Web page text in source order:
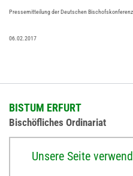
Pressemitteilung der Deutschen
06.02.2017
BISTUM ERFURT
Bischöfliches Ordinariat
Unsere Seite